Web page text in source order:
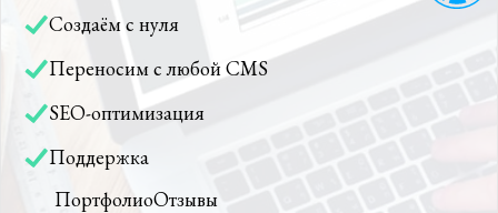
Создаём с нуля
Переносим с любой CMS
SEO-оптимизация
Поддержка
ПортфолиоОтзывы